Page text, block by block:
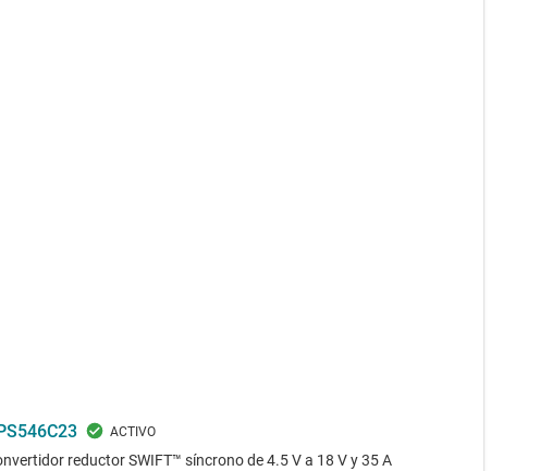
reductor SWIFT™ síncrono de 4.5 V a 18 V y 35 A